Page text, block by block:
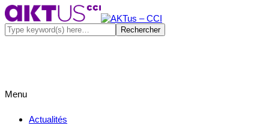
Menu
Actualités